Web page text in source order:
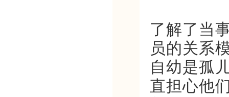
了解了当
员的关系
自幼是孤
直担心他